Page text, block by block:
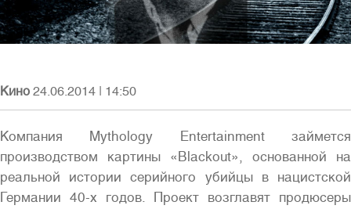
Полная версия сайта
Кино 24.06.2014 | 14:50
Компания Mythology Entertainment займется
производством картины «Blackout», основанной на
реальной истории серийного убийцы в нацистской
Германии 40-х годов. Проект возглавят продюсеры